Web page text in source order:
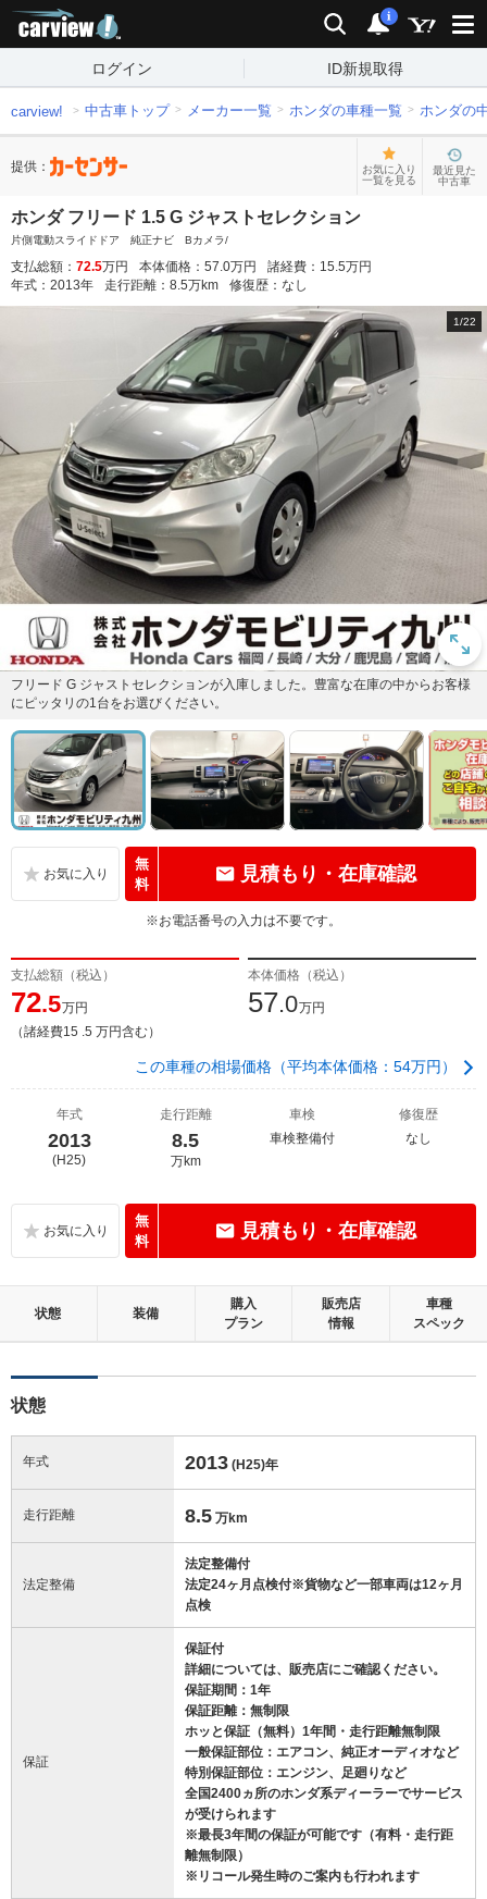
検索 通知
i
ログイン ID新規取得
carview! 中古車トップ メーカー一覧 ホンダの車種一覧 ホンダの
提供：
お気に入り
一覧を見る
最近見た
中古車
ホンダ フリード 1.5 G ジャストセレクション
片側電動スライドドア 純正ナビ Bカメラ/
支払総額： 72.5万円 本体価格： 57.0万円 諸経費： 15.5万円
年式： 2013年 走行距離： 8.5万km 修復歴： なし
1/22
フリード G ジャストセレクションが入庫しました。豊富な在庫の中からお客様
にピッタリの1台をお選びください。
無
料
見積もり・在庫確認
※お電話番号の入力は不要です。
支払総額（税込）
72.5万円
（諸経費15 .5 万円含む）
本体価格（税込）
57.0万円
この車種の相場価格（平均本体価格：54万円）
年式
2013
(H25)
走行距離
8.5
万km
車検
車検整備付
修復歴
なし
無
料
見積もり・在庫確認
状態 装備
購入
プラン
販売店
情報
車種
スペック
状態
年式 2013 (H25)年
走行距離 8.5 万km
法定整備
法定整備付
法定24ヶ月点検付※貨物など一部車両は12ヶ月
点検
保証
保証付
詳細については、販売店にご確認ください。
保証期間：1年
保証距離：無制限
ホッと保証（無料）1年間・走行距離無制限
一般保証部位：エアコン、純正オーディオなど
特別保証部位：エンジン、足廻りなど
全国2400ヵ所のホンダ系ディーラーでサービス
が受けられます
※最長3年間の保証が可能です（有料・走行距
離無制限）
※リコール発生時のご案内も行われます